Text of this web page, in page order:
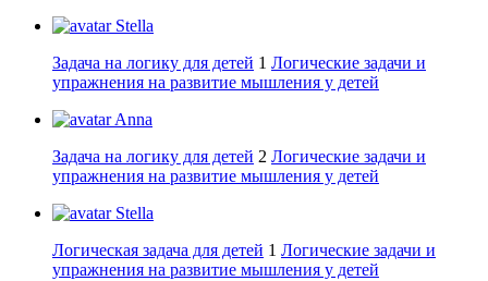
Stella
Задача на логику для детей 1 Логические задачи и
упражнения на развитие мышления у детей
Anna
Задача на логику для детей 2 Логические задачи и
упражнения на развитие мышления у детей
Stella
Логическая задача для детей 1 Логические задачи и
упражнения на развитие мышления у детей